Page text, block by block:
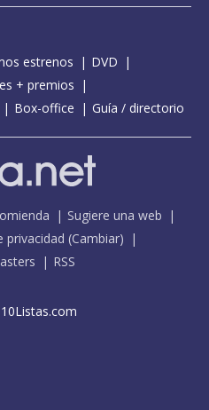
estrenos
DVD
+ premios
Box-office Guía / directorio
Sugiere una web
privacidad (Cambiar)
RSS